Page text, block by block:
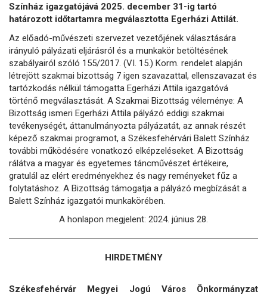
Színház igazgatójává 2025. december 31-ig tartó
határozott időtartamra megválasztotta Egerházi Attilát.
Az előadó-művészeti szervezet vezetőjének választására
irányuló pályázati eljárásról és a munkakör betöltésének
szabályairól szóló 155/2017. (VI. 15.) Korm. rendelet alapján
létrejött szakmai bizottság 7 igen szavazattal, ellenszavazat és
tartózkodás nélkül támogatta Egerházi Attila igazgatóvá
történő megválasztását. A Szakmai Bizottság véleménye: A
Bizottság ismeri Egerházi Attila pályázó eddigi szakmai
tevékenységét, áttanulmányozta pályázatát, az annak részét
képező szakmai programot, a Székesfehérvári Balett Színház
további működésére vonatkozó elképzeléseket. A Bizottság
rálátva a magyar és egyetemes táncművészet értékeire,
gratulál az elért eredményekhez és nagy reményeket fűz a
folytatáshoz. A Bizottság támogatja a pályázó megbízását a
Balett Színház igazgatói munkakörében.
A honlapon megjelent: 2024. június 28.
HIRDETMÉNY
Székesfehérvár Megyei Jogú Város Önkormányzat